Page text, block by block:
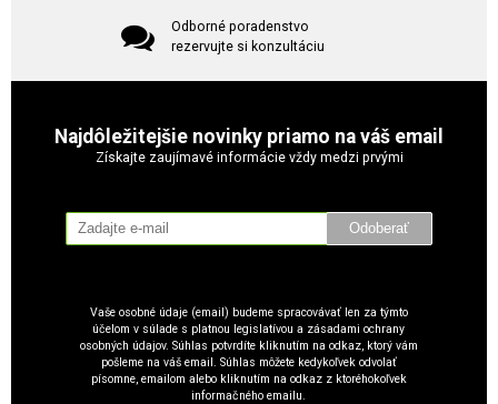
Odborné poradenstvo
rezervujte si konzultáciu
Najdôležitejšie novinky priamo na váš email
Získajte zaujímavé informácie vždy medzi prvými
Odoberať
Vaše osobné údaje (email) budeme spracovávať len za týmto
účelom v súlade s platnou legislatívou a zásadami ochrany
osobných údajov. Súhlas potvrdíte kliknutím na odkaz, ktorý vám
pošleme na váš email. Súhlas môžete kedykoľvek odvolať
písomne, emailom alebo kliknutím na odkaz z ktoréhokoľvek
informačného emailu.